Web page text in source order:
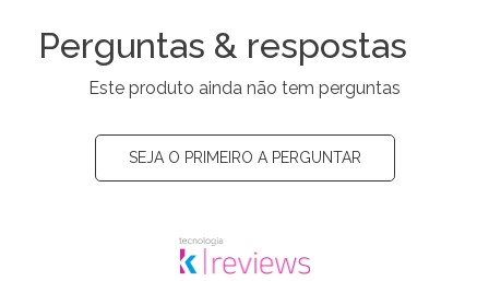
Perguntas & respostas
Este produto ainda não tem perguntas
SEJA O PRIMEIRO A PERGUNTAR